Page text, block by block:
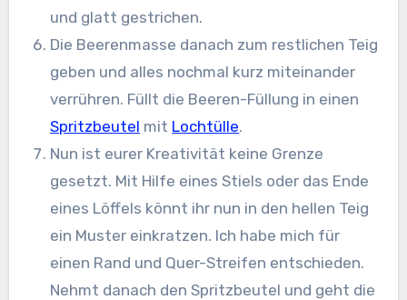
und glatt gestrichen.
Die Beerenmasse danach zum restlichen Teig
geben und alles nochmal kurz miteinander
verrühren. Füllt die Beeren-Füllung in einen
Spritzbeutel mit Lochtülle.
Nun ist eurer Kreativität keine Grenze
gesetzt. Mit Hilfe eines Stiels oder das Ende
eines Löffels könnt ihr nun in den hellen Teig
ein Muster einkratzen. Ich habe mich für
einen Rand und Quer-Streifen entschieden.
Nehmt danach den Spritzbeutel und geht die